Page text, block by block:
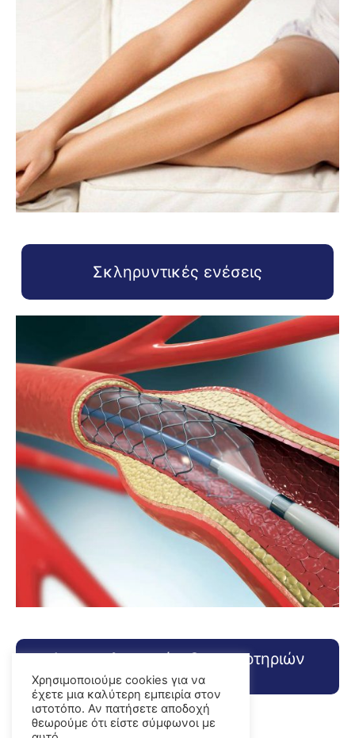
Σκληρυντικές ενέσεις
Αγγειοπλαστική - Stent αρτηριών
(μπαλονάκι)
Χρησιμοποιούμε cookies για να
έχετε μια καλύτερη εμπειρία στον
ιστοτόπο. Αν πατήσετε αποδοχή
θεωρούμε ότι είστε σύμφωνοι με